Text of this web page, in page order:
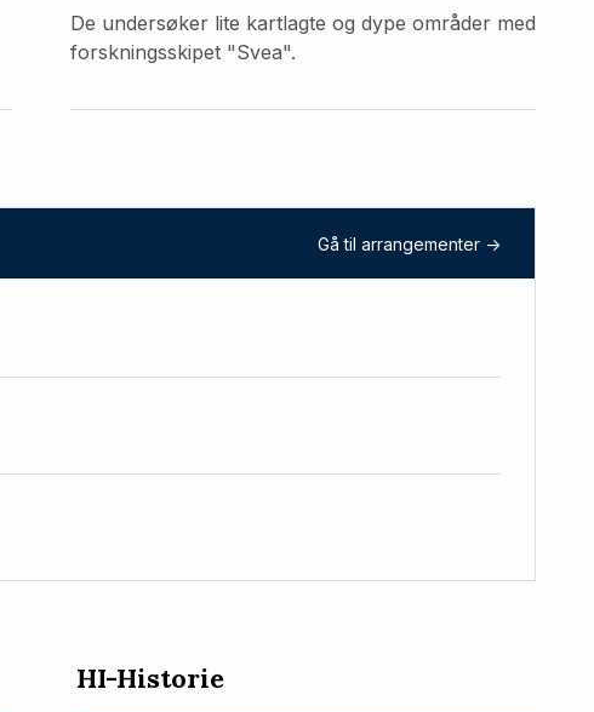
De undersøker lite kartlagte og dype områder med
forskningsskipet "Svea".
Gå til arrangementer ->
HI-Historie